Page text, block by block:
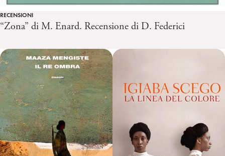
RECENSIONI
“Zona” di M. Enard. Recensione di D. Federici